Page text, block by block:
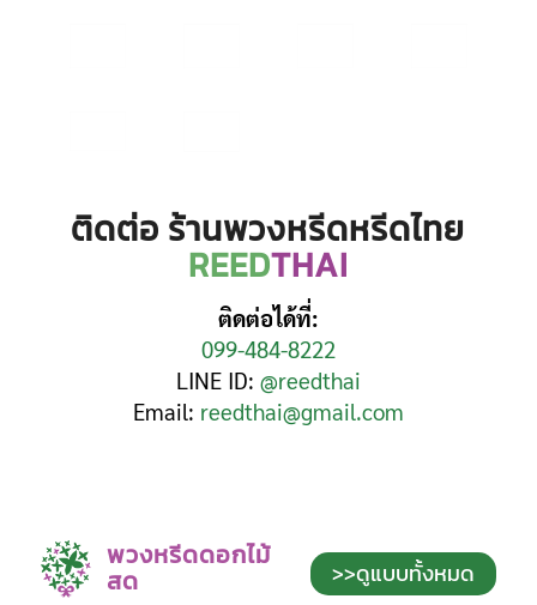
ติดต่อ ร้านพวงหรีดหรีดไทย
REEDTHAI
ติดต่อได้ที่:
099-484-8222
LINE ID: @reedthai
Email: reedthai@gmail.com
พวงหรีดดอกไม้
สด >>ดูแบบทั้งหมด